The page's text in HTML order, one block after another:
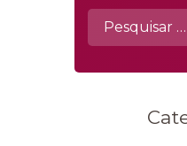
Pesquisar
por: